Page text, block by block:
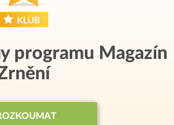
programu Magazín